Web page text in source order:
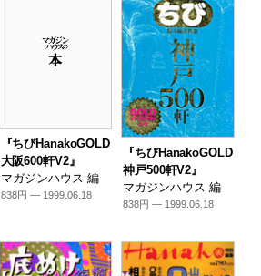
『ちびHanakoGOLD
大阪600軒V2』
マガジンハウス 編
838円 — 1999.06.18
『ちびHanakoGOLD
神戸500軒V2』
マガジンハウス 編
838円 — 1999.06.18